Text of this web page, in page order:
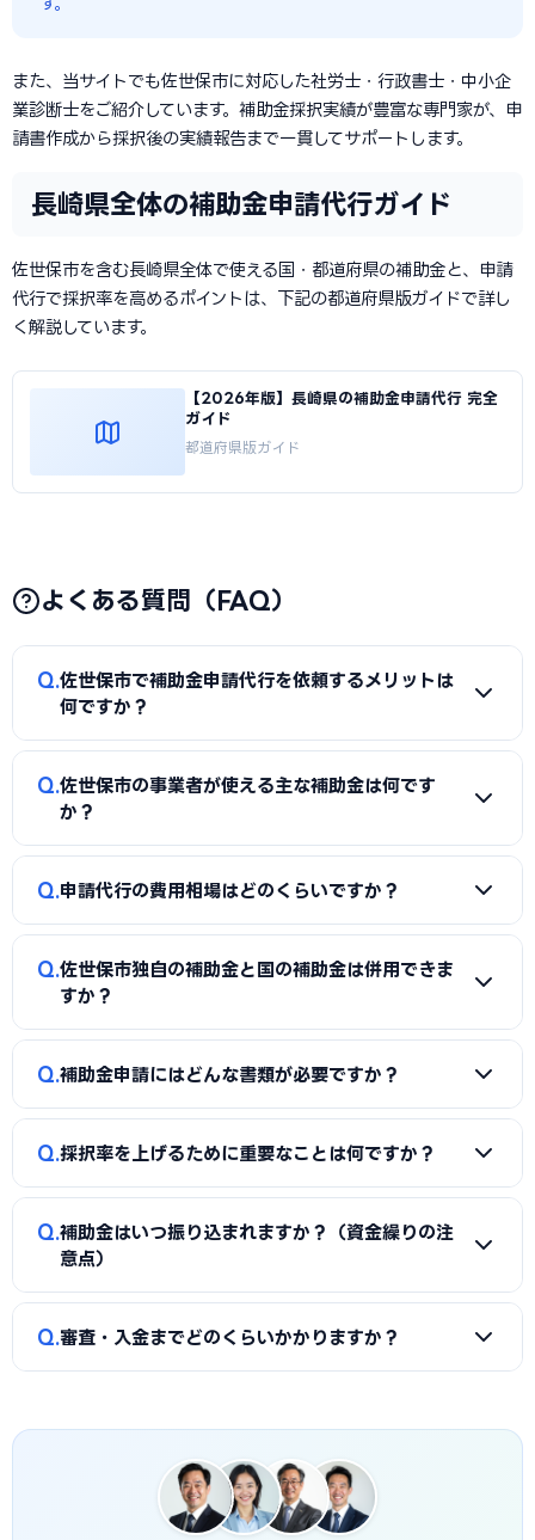
また、当サイトでも佐世保市に対応した社労士・行政書士・中小企
業診断士をご紹介しています。補助金採択実績が豊富な専門家が、申
請書作成から採択後の実績報告まで一貫してサポートします。
長崎県全体の補助金申請代行ガイド
佐世保市を含む長崎県全体で使える国・都道府県の補助金と、申請
代行で採択率を高めるポイントは、下記の都道府県版ガイドで詳し
く解説しています。
【2026年版】長崎県の補助金申請代行 完全
ガイド
都道府県版ガイド
よくある質問（FAQ）
Q 佐世保市で補助金申請代行を依頼するメリットは
何ですか？
A
補助金は事業計画書の完成度で採択率が大きく変わりま
す。申請代行を使うことで、加点項目を押さえた計画書の作
択後の実績報告まで一貫してサポートを受けられます。本業に
集中しながら採択の可能性を高められる点が最大のメリット
Q 佐世保市の事業者が使える主な補助金は何です
か？
A
国の「ものづくり補助金」「IT導入補助金」「小規模事
投資補助金」に加え、佐世保市独自の補助金・助成金が活用
できます。詳しくは本記事の「佐世保市独自の補助金制度」
「国の主要補助金」の各セクションをご覧ください。
Q 申請代行の費用相場はどのくらいですか？
A
一般的に「着手金（無料〜数万円）＋成功報酬（採択額
の10〜15%程度）」の体系が多く、完全成功報酬型の事務所
約前に見積もりと報酬条件を必ず確認しましょう。当サイト
では佐世保市に対応した実績豊富な専門家を無料でご紹介し
Q 佐世保市独自の補助金と国の補助金は併用できま
すか？
A
同一経費への重複申請はできませんが、対象経費を「設備
金）」のように分けることで、異なる経費項目について両方
を活用できるケースがあります。経費按分の計画は事前に専門
Q 補助金申請にはどんな書類が必要ですか？
A
一般的に、事業計画書、見積書、決算書（直近2期分）、
類（賃上げ表明・事業継続力強化計画の認定等）も求められ
ます。申請代行ではこれらの書類整備と不備チェックを代行
し、差し戻しによる遅延を防ぎます。
Q 採択率を上げるために重要なことは何ですか？
A
①公募要領の加点項目を漏れなく満たすこと、②課題・解
決策・効果を定量的（数値）で示すこと、③事業の革新性と
保市の地域特性や自社の強みを盛り込んだ計画書ほど高く評
価されます。申請代行はこの作り込みを専門的に支援します。
Q 補助金はいつ振り込まれますか？（資金繰りの注
意点）
A
補助金は原則「後払い（精算払い）」です。採択後にいっ
Q 審査・入金までどのくらいかかりますか？
決定・事業実施・実績報告を経て入金されるため、申請から
入金まで半年〜1年程度かかるのが一般的です。佐世保市独自
の補助金は予算上限に達し次第終了する場合があるため、早
めの相談・申請が有利です。